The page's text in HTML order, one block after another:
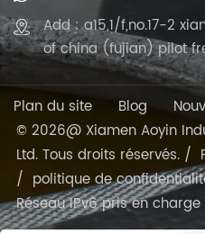
Add : a15,1/f,no.17-2
of china (fujian) pilot
Plan du site Blog
© 2026@ Xiamen Aoyin
Ltd. Tous droits réservés. /
/ politique de
Réseau IPv6 pris en charge